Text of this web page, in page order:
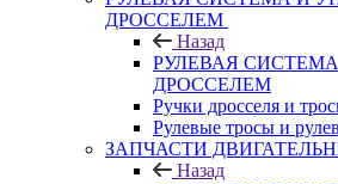
ДРОССЕЛЕМ
Назад
РУЛЕВАЯ
ДРОССЕЛЕМ
Ручки дросселя и
Рулевые тросы и
ЗАПЧАСТИ
Назад